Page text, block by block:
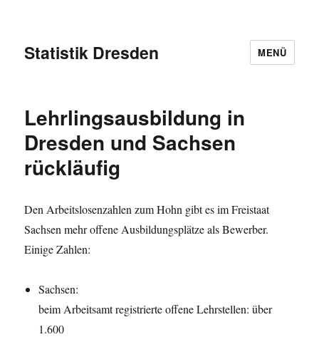
Statistik Dresden MENÜ
Lehrlingsausbildung in
Dresden und Sachsen
rückläufig
Den Arbeitslosenzahlen zum Hohn gibt es im Freistaat
Sachsen mehr offene Ausbildungsplätze als Bewerber.
Einige Zahlen:
Sachsen:
beim Arbeitsamt registrierte offene Lehrstellen: über
1.600